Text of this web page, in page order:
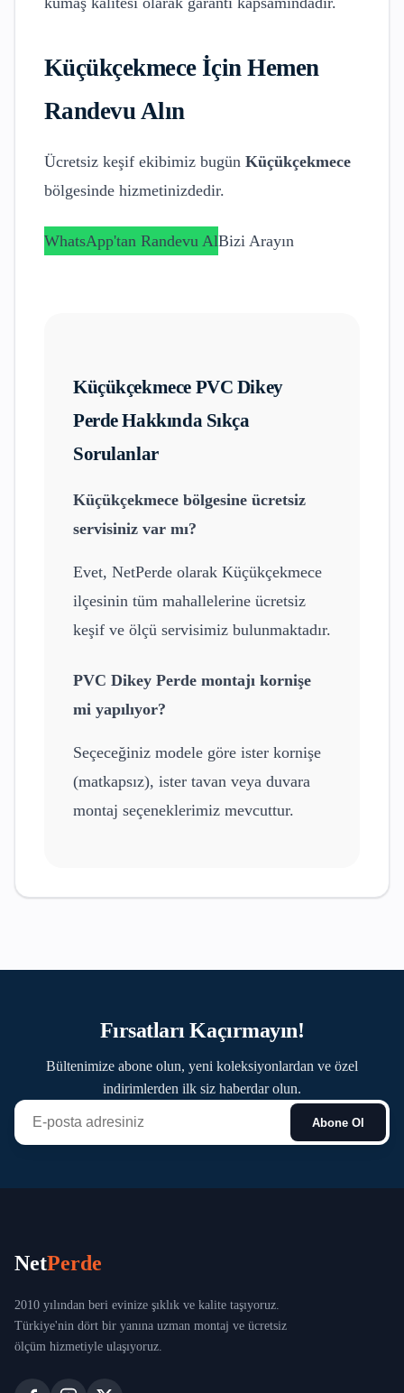
Küçükçekmeceİçin Hemen
Randevu Alın
Ücretsiz keşif ekibimiz bugün Küçükçekmece
bölgesinde hizmetinizdedir.
WhatsApp'tan Randevu AlBizi Arayın
Küçükçekmece PVC Dikey
PerdeHakkında Sıkça
Sorulanlar
Küçükçekmece bölgesine ücretsiz
servisiniz var mı?
Evet, NetPerde olarak Küçükçekmece
ilçesinin tüm mahallelerine ücretsiz
keşif ve ölçü servisimiz bulunmaktadır.
PVC Dikey Perde montajı kornişe
mi yapılıyor?
Seçeceğiniz modele göre ister kornişe
(matkapsız), ister tavan veya duvara
montaj seçeneklerimiz mevcuttur.
Fırsatları Kaçırmayın!
Bültenimize abone olun, yeni koleksiyonlardan ve özel
indirimlerden ilk siz haberdar olun.
Abone Ol
NetPerde
2010 yılından beri evinize şıklık ve kalite taşıyoruz.
Türkiye'nin dört bir yanına uzman montaj ve ücretsiz
ölçüm hizmetiyle ulaşıyoruz.